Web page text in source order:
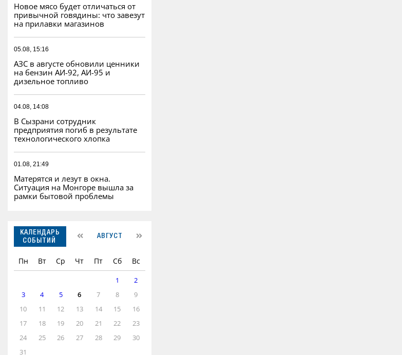
Новое мясо будет отличаться от
привычной говядины: что завезут
на прилавки магазинов
05.08, 15:16
АЗС в августе обновили ценники
на бензин АИ-92, АИ-95 и
дизельное топливо
04.08, 14:08
В Сызрани сотрудник
предприятия погиб в результате
технологического хлопка
01.08, 21:49
Матерятся и лезут в окна.
Ситуация на Монгоре вышла за
рамки бытовой проблемы
КАЛЕНДАРЬ
СОБЫТИЙ
АВГУСТ
Пн Вт Ср Чт Пт Сб Вс
1
2
3
4 5 6 7 8
9
10
11 12 13 14 15
16
17
18 19 20 21 22
23
24
25 26 27 28 29
30
31